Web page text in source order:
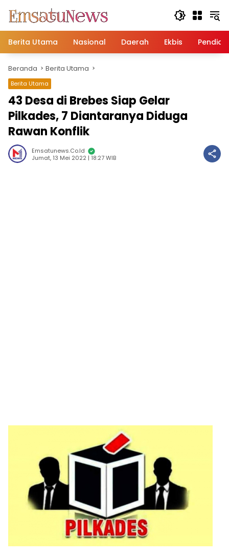
konten
Berita Utama
Nasional Daerah Ekbis
Beranda Berita Utama
Berita Utama
43 Desa di Brebes Siap Gelar
Pilkades, 7 Diantaranya Diduga
Rawan Konflik
Emsatunews.co.id
Jumat, 13 Mei 2022 | 18:27 WIB